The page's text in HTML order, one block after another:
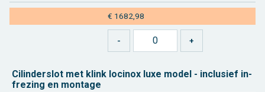
€ 1682,98
Ci­lin­der­slot met klink lo­ci­nox luxe model - in­clu­sief in­
fre­zing en mon­ta­ge